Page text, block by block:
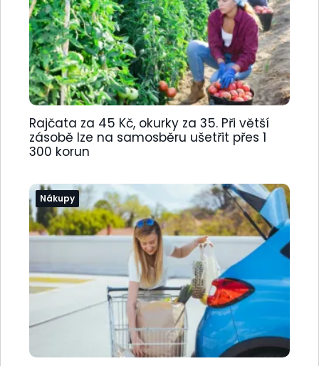
Rajčata za 45 Kč, okurky za 35. Při větší
zásobě lze na samosběru ušetřit přes 1
300 korun
Nákupy